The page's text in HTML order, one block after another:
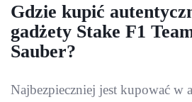
Gdzie kupić
gadżety Stake F1
Sauber?
Najbezpieczniej jest kupować w